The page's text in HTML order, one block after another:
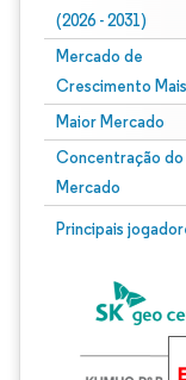
(2026 - 2031)
Mercado de
Crescimento
Maior Mercado
Concentração do
Mercado
Principais
Imagem © Mordor